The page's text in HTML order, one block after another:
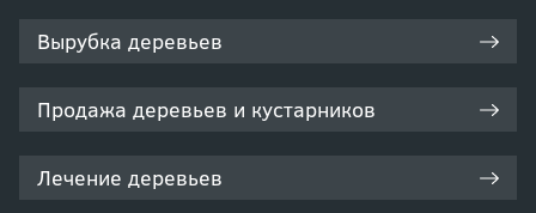
Вырубка деревьев
Продажа деревьев и кустарников
Лечение деревьев